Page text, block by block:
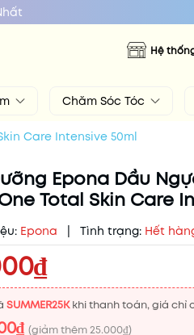
Hệ
Chăm Sóc Tóc
Care Intensive 50ml
Epona Dầu
Total Skin Care
Epona Tình trạng: Hết
SUMMER25Kkhi thanh toán, giá chỉ
(giảm thêm25.000₫)